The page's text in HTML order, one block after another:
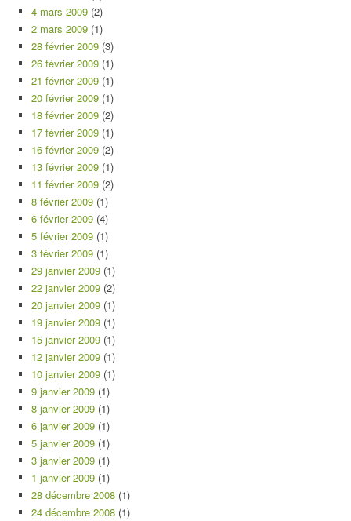
4 mars 2009 (2)
2 mars 2009 (1)
28 février 2009 (3)
26 février 2009 (1)
21 février 2009 (1)
20 février 2009 (1)
18 février 2009 (2)
17 février 2009 (1)
16 février 2009 (2)
13 février 2009 (1)
11 février 2009 (2)
8 février 2009 (1)
6 février 2009 (4)
5 février 2009 (1)
3 février 2009 (1)
29 janvier 2009 (1)
22 janvier 2009 (2)
20 janvier 2009 (1)
19 janvier 2009 (1)
15 janvier 2009 (1)
12 janvier 2009 (1)
10 janvier 2009 (1)
9 janvier 2009 (1)
8 janvier 2009 (1)
6 janvier 2009 (1)
5 janvier 2009 (1)
3 janvier 2009 (1)
1 janvier 2009 (1)
28 décembre 2008 (1)
24 décembre 2008 (1)